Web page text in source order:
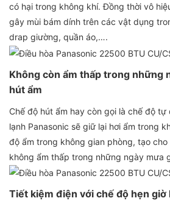
có hại trong không khí. Đồng thời vô
gây mùi bám dính trên các vật dụng
drap giường, quần áo,….
Không còn ẩm thấp trong những
hút ẩm
Chế độ hút ẩm hay còn gọi là chế độ tự
lạnh Panasonic sẽ giữ lại hơi ẩm trong
độ ẩm trong không gian phòng, tạo
không ẩm thấp trong những ngày mưa
Tiết kiệm điện với chế độ hẹn giờ